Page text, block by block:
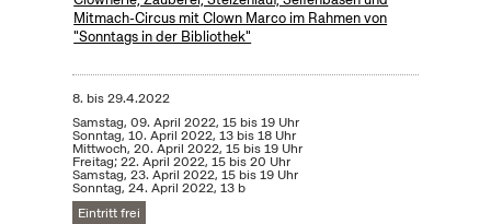
Mitmach-Circus mit Clown Marco im Rahmen von
"Sonntags in der Bibliothek"
8. bis29.4.2022
Samstag, 09. April 2022, 15 bis 19 Uhr
Sonntag, 10. April 2022, 13 bis 18 Uhr
Mittwoch, 20. April 2022, 15 bis 19 Uhr
Freitag; 22. April 2022, 15 bis 20 Uhr
Samstag, 23. April 2022, 15 bis 19 Uhr
Sonntag, 24. April 2022, 13 b
Eintritt frei